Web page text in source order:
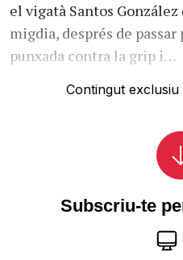
el vigatà Santos
migdia, després de passar
punxada contra la grip i…
Contingut